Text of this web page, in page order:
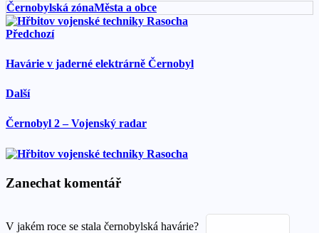
Černobylská zónaMěsta a obce
Předchozí
Havárie v jaderné elektrárně Černobyl
Další
Černobyl 2 – Vojenský radar
Zanechat komentář
V jakém roce se stala černobylská havárie?